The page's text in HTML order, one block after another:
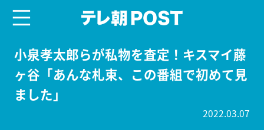
小泉孝太郎らが私物を査定！キスマイ藤
ヶ谷「あんな札束、この番組で初めて見
ました」
2022.03.07